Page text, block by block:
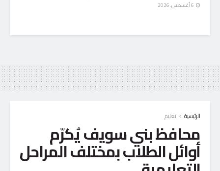
الرئيسية تعليم
محافظ بني سويف يُكرّم
أوائل الطلاب بمختلف المراحل